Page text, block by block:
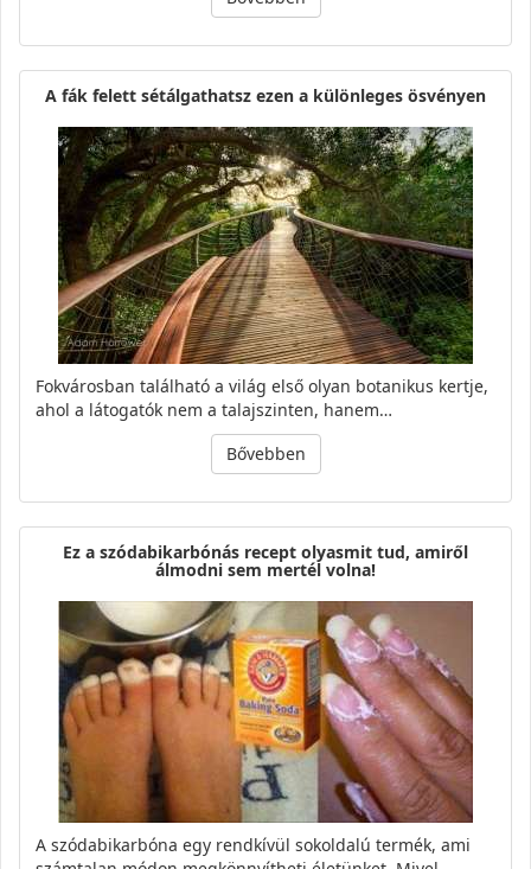
A fák felett sétálgathatsz ezen a különleges ösvényen
Fokvárosban található a világ első olyan botanikus kertje,
ahol a látogatók nem a talajszinten, hanem…
Bővebben
Ez a szódabikarbónás recept olyasmit tud, amiről
álmodni sem mertél volna!
A szódabikarbóna egy rendkívül sokoldalú termék, ami